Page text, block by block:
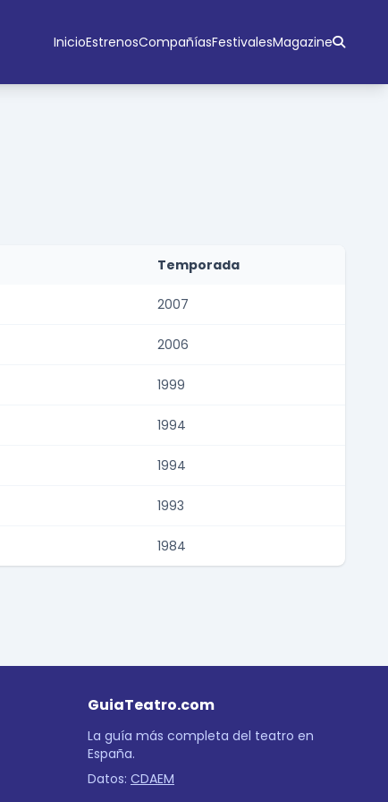
InicioEstrenosCompañíasFestivalesMagazine
Temporada
2007
2006
1999
1994
1994
1993
1984
GuiaTeatro.com
La guía más completa del teatro en
España.
Datos: CDAEM